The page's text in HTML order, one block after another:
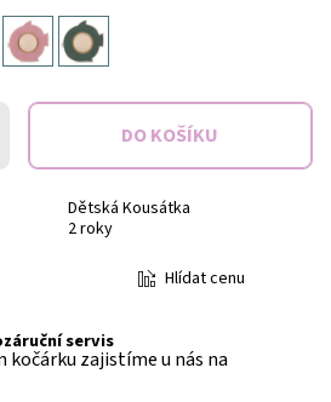
Dětská Kousátka
2 roky
Hlídat cenu
servis
kočárku zajistíme u nás na